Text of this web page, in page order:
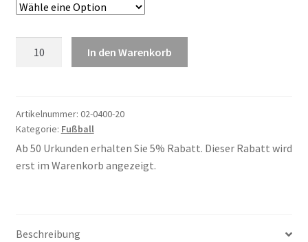
In den Warenkorb
Artikelnummer: 02-0400-20
Kategorie: Fußball
Ab 50 Urkunden erhalten Sie 5% Rabatt. Dieser Rabatt wird
erst im Warenkorb angezeigt.
Beschreibung